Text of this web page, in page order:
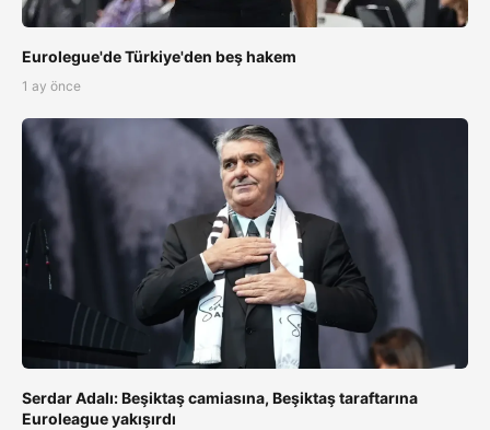
Eurolegue'de Türkiye'den beş hakem
1 ay önce
Serdar Adalı: Beşiktaş camiasına, Beşiktaş taraftarına
Euroleague yakışırdı